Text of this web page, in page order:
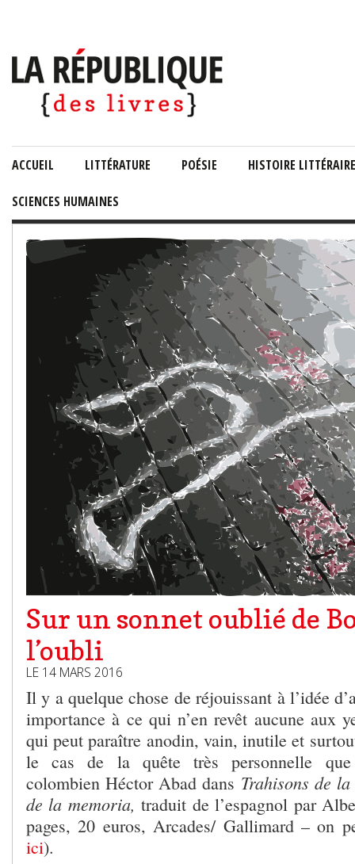
ACCUEIL LITTÉRATURE POÉSIE HISTOIRE LITTÉRAIRE
SCIENCES HUMAINES
Sur un sonnet oublié de
l’oubli
LE 14 MARS 2016
Il y a quelque chose de réjouissant à l’idée
importance à ce qui n’en revêt aucune aux
qui peut paraître anodin, vain, inutile et
le cas de la quête très personnelle que
colombien Héctor Abad dans Trahisons de
de la memoria,traduit de l’espagnol par
pages, 20 euros, Arcades/ Gallimard – on
ici).